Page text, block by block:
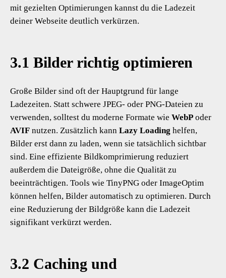
mit gezielten Optimierungen kannst du die Ladezeit
deiner Webseite deutlich verkürzen.
3.1 Bilder richtig optimieren
Große Bilder sind oft der Hauptgrund für lange
Ladezeiten. Statt schwere JPEG- oder PNG-Dateien zu
verwenden, solltest du moderne Formate wie WebP oder
AVIF nutzen. Zusätzlich kann Lazy Loading helfen,
Bilder erst dann zu laden, wenn sie tatsächlich sichtbar
sind. Eine effiziente Bildkomprimierung reduziert
außerdem die Dateigröße, ohne die Qualität zu
beeinträchtigen. Tools wie TinyPNG oder ImageOptim
können helfen, Bilder automatisch zu optimieren. Durch
eine Reduzierung der Bildgröße kann die Ladezeit
signifikant verkürzt werden.
3.2 Caching und